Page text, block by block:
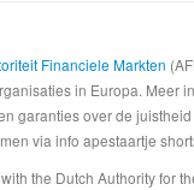
Financiele Markten
in Europa.
garanties over de
via info apestaartje
the Dutch Authority for